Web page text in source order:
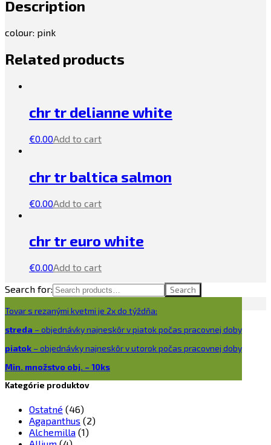
Description
colour: pink
Related products
chr tr delianne white
€0.00Add to cart
chr tr baltica salmon
€0.00Add to cart
chr tr euro white
€0.00Add to cart
Search for:
Search
Tovar s rezanými kvetmi je 2x do týždňa:
streda – objednávky najneskôr v piatok počas pracovnej doby
piatok – objednávky najneskôr v utorok počas pracovnej doby
Min. množstvo obj. – 10ks
Kategórie produktov
Ostatné (46)
Agapanthus (2)
Alchemilla (1)